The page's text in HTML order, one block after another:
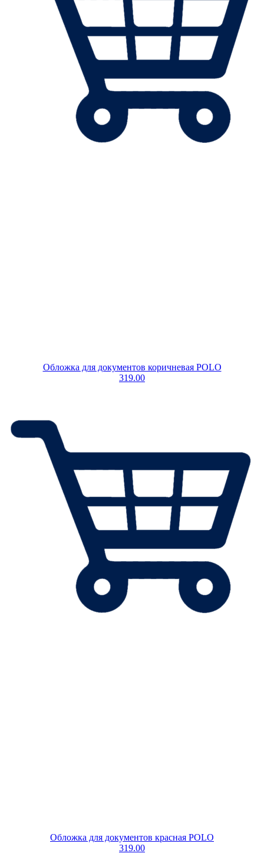
Обложка для документов коричневая POLO
319.00
Обложка для документов красная POLO
319.00